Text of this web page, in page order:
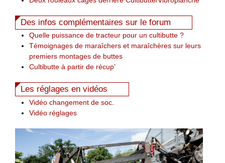
Des infos complémentaires sur le forum
Quelle puissance de tracteur pour un cultibutte ?
Témoignages de maraîchers et maraîchères sur leurs
premiers montages de buttes
Cultibutte à partir de récup’
Les réglages en vidéos
Vidéo changement de soc
Vidéo réglages